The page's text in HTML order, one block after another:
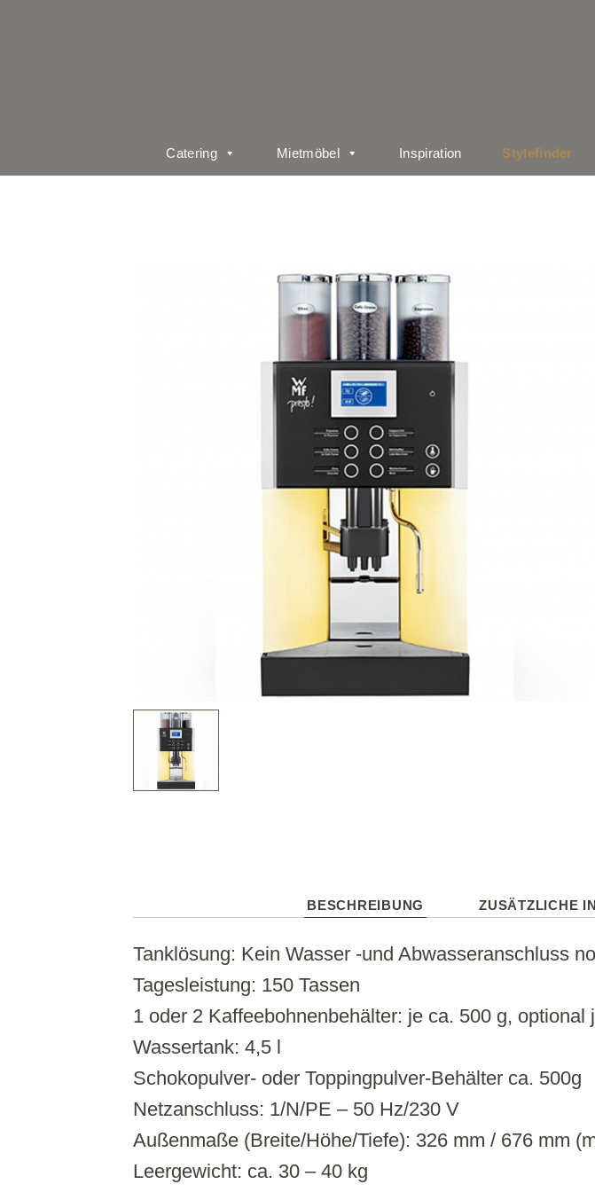
Catering Mietmöbel Inspiration Stylefinder
BESCHREIBUNG ZUSÄTZLICHE
Tanklösung: Kein Wasser -und Abwasseranschluss
Tagesleistung: 150 Tassen
1 oder 2 Kaffeebohnenbehälter: je ca. 500 g, optional
Wassertank: 4,5 l
Schokopulver- oder Toppingpulver-Behälter ca. 500g
Netzanschluss: 1/N/PE – 50 Hz/230 V
Außenmaße (Breite/Höhe/Tiefe): 326 mm / 676 mm
Leergewicht: ca. 30 – 40 kg